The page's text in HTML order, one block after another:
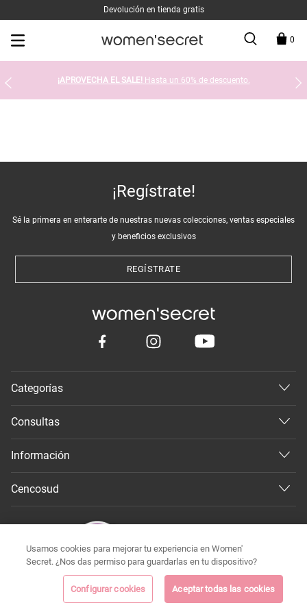
Devolución en tienda gratis
0
¡APROVECHA EL SALE! Hasta un 60% de descuento.
¡Regístrate!
Sé la primera en enterarte de nuestras nuevas colecciones, ventas especiales
y beneficios exclusivos
REGÍSTRATE
Categorías
Consultas
Información
Cencosud
Todos los derechos reservados 2026 ©
Usamos cookies para mejorar tu experiencia en Women'
Secret. ¿Nos das permiso para guardarlas en tu dispositivo?
Configurar cookies Aceptar todas las cookies